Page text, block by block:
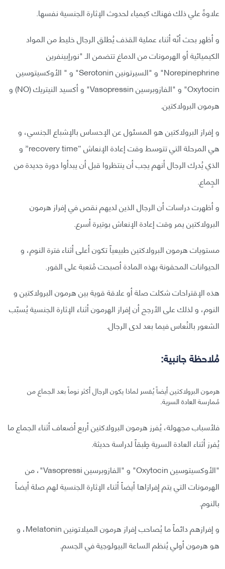
علاوةً علي ذلك فهناك كيمياء لحدوث الإثارة الجنسية نفسها.
و أظهر بحث أنّه أثناء عملية القذف يُطلق الرجال خليط من المواد
الكيميائية أو الهرمونات من الدماغ تتضمن الـ "نورإبينفرين
Norepinephrine" و "السيرتونين Serotonin" و " الأوكسيتوسين
Oxytocin" و "الفازوبرسين Vasopressin" و أكسيد النيتريك (NO) و
هرمون البرولاكتين.
و إفراز البرولاكتين هو المسئول عن الإحساس بالإشباع الجنسي، و
هي المرحلة التي تتوسط وقت إعادة الإنعاش “recovery time” و
الذي يُدرك الرجال أنهم يجب أن ينتظروا قبل أن يبدأوا دورة جديدة من
الجِماع.
و أظهرت دراسات أن الرجال الذين لديهم نقص في إفراز هرمون
البرولاكتين يمر وقت إعادة الإنعاش بوتيرة أسرع.
مستويات هرمون البرولاكتين طبيعياً تكون أعلى أثناء فترة النوم، و
الحيوانات المحقونة بهذه المادة أصبحت مُتعبة على الفور.
هذه الإقتراحات شكلت صلة أو علاقة قوية بين هرمون البرولاكتين و
النوم، و لذلك على الأرجح أن إفراز الهرمون أثناء الإثارة الجنسية يُسبّب
الشعور بالنُعاس فيما بعد لدى الرجال.
مُلاحظة جانبية:
هرمون البرولاكتين أيضاً يُفسر لماذا يكون الرجال أكثر نوماً بعد الجماع من
مُمارسة العادة السرية.
فلأسباب مجهولة، يُفرز هرمون البرولاكتين أربع أضعاف أثناء الجماع ما
يُفرز أثناء العادة السرية طِبقاً لدراسة حديثة.
"الأوكسيتوسين Oxytocin" و "الفازوبرسين Vasopressi"، من
الهرمونات التي يتم إفرازاها أيضاً أثناء الإثارة الجنسية لهم صلة أيضاً
بالنوم.
و إفرازهم دائماً ما يُصاحب إفراز هرمون الميلاتونين Melatonin، و
هو هرمون أولي يُنظم الساعة البيولوجية في الجسم.